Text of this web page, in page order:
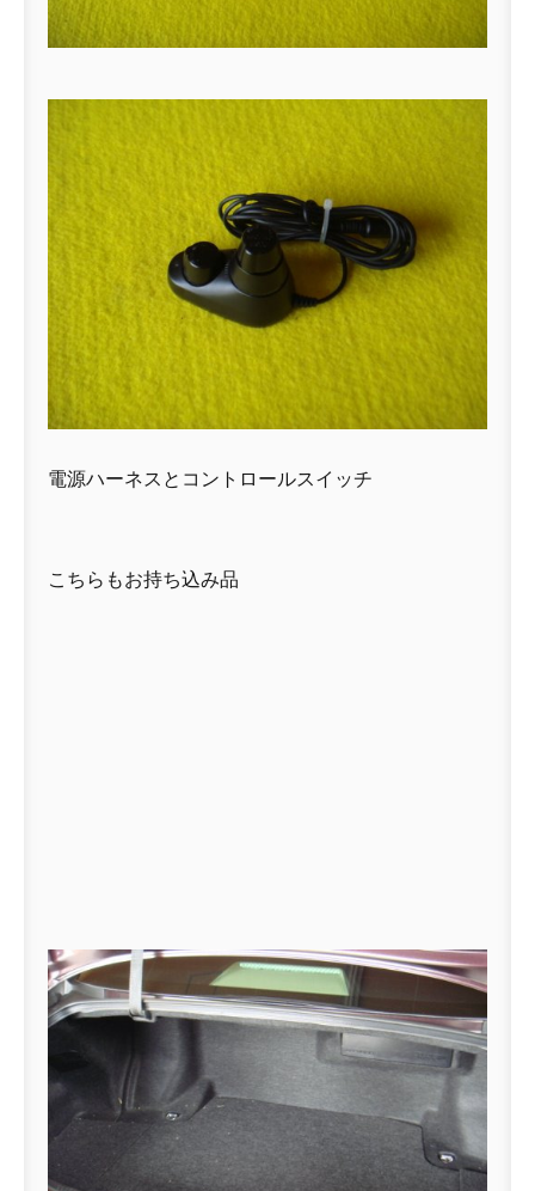
電源ハーネスとコントロールスイッチ
こちらもお持ち込み品